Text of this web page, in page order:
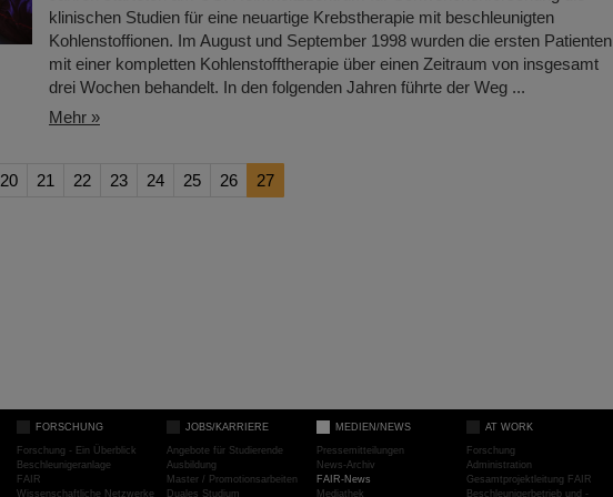
klinischen Studien für eine neuartige Krebstherapie mit beschleunigten
Kohlenstoffionen. Im August und September 1998 wurden die ersten Patienten
mit einer kompletten Kohlenstofftherapie über einen Zeitraum von insgesamt
drei Wochen behandelt. In den folgenden Jahren führte der Weg ...
Mehr »
20 21 22 23 24 25 26 27
FORSCHUNG
Forschung - Ein Überblick
Beschleunigeranlage
FAIR
Wissenschaftliche Netzwerke
JOBS/KARRIERE
Angebote für Studierende
Ausbildung
Master / Promotionsarbeiten
Duales Studium
MEDIEN/NEWS
Pressemitteilungen
News-Archiv
FAIR-News
Mediathek
AT WORK
Forschung
Administration
Gesamtprojektleitung FAIR
Beschleunigerbetrieb und -